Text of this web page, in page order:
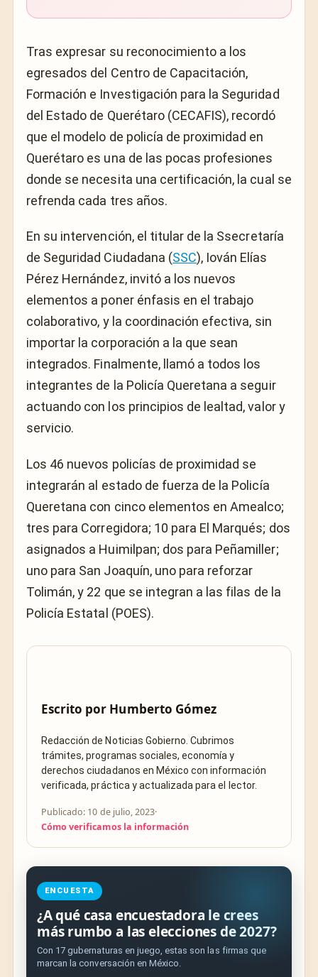
Tras expresar su reconocimiento a los
egresados del Centro de Capacitación,
Formación e Investigación para la Seguridad
del Estado de Querétaro (CECAFIS), recordó
que el modelo de policía de proximidad en
Querétaro es una de las pocas profesiones
donde se necesita una certificación, la cual se
refrenda cada tres años.
En su intervención, el titular de la Ssecretaría
de Seguridad Ciudadana (SSC), Iován Elías
Pérez Hernández, invitó a los nuevos
elementos a poner énfasis en el trabajo
colaborativo, y la coordinación efectiva, sin
importar la corporación a la que sean
integrados. Finalmente, llamó a todos los
integrantes de la Policía Queretana a seguir
actuando con los principios de lealtad, valor y
servicio.
Los 46 nuevos policías de proximidad se
integrarán al estado de fuerza de la Policía
Queretana con cinco elementos en Amealco;
tres para Corregidora; 10 para El Marqués; dos
asignados a Huimilpan; dos para Peñamiller;
uno para San Joaquín, uno para reforzar
Tolimán, y 22 que se integran a las filas de la
Policía Estatal (POES).
Escrito por Humberto Gómez
Redacción de Noticias Gobierno. Cubrimos
trámites, programas sociales, economía y
derechos ciudadanos en México con información
verificada, práctica y actualizada para el lector.
Publicado: 10 de julio, 2023·
Cómo verificamos la información
ENCUESTA
¿A qué casa encuestadora le crees
más rumbo a las elecciones de 2027?
Con 17 gubernaturas en juego, estas son las firmas que
marcan la conversación en México.